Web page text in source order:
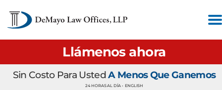
Llámenos ahora
Sin Costo Para UstedA Menos Que Ganemos
24 HORAS AL DÍA • ENGLISH